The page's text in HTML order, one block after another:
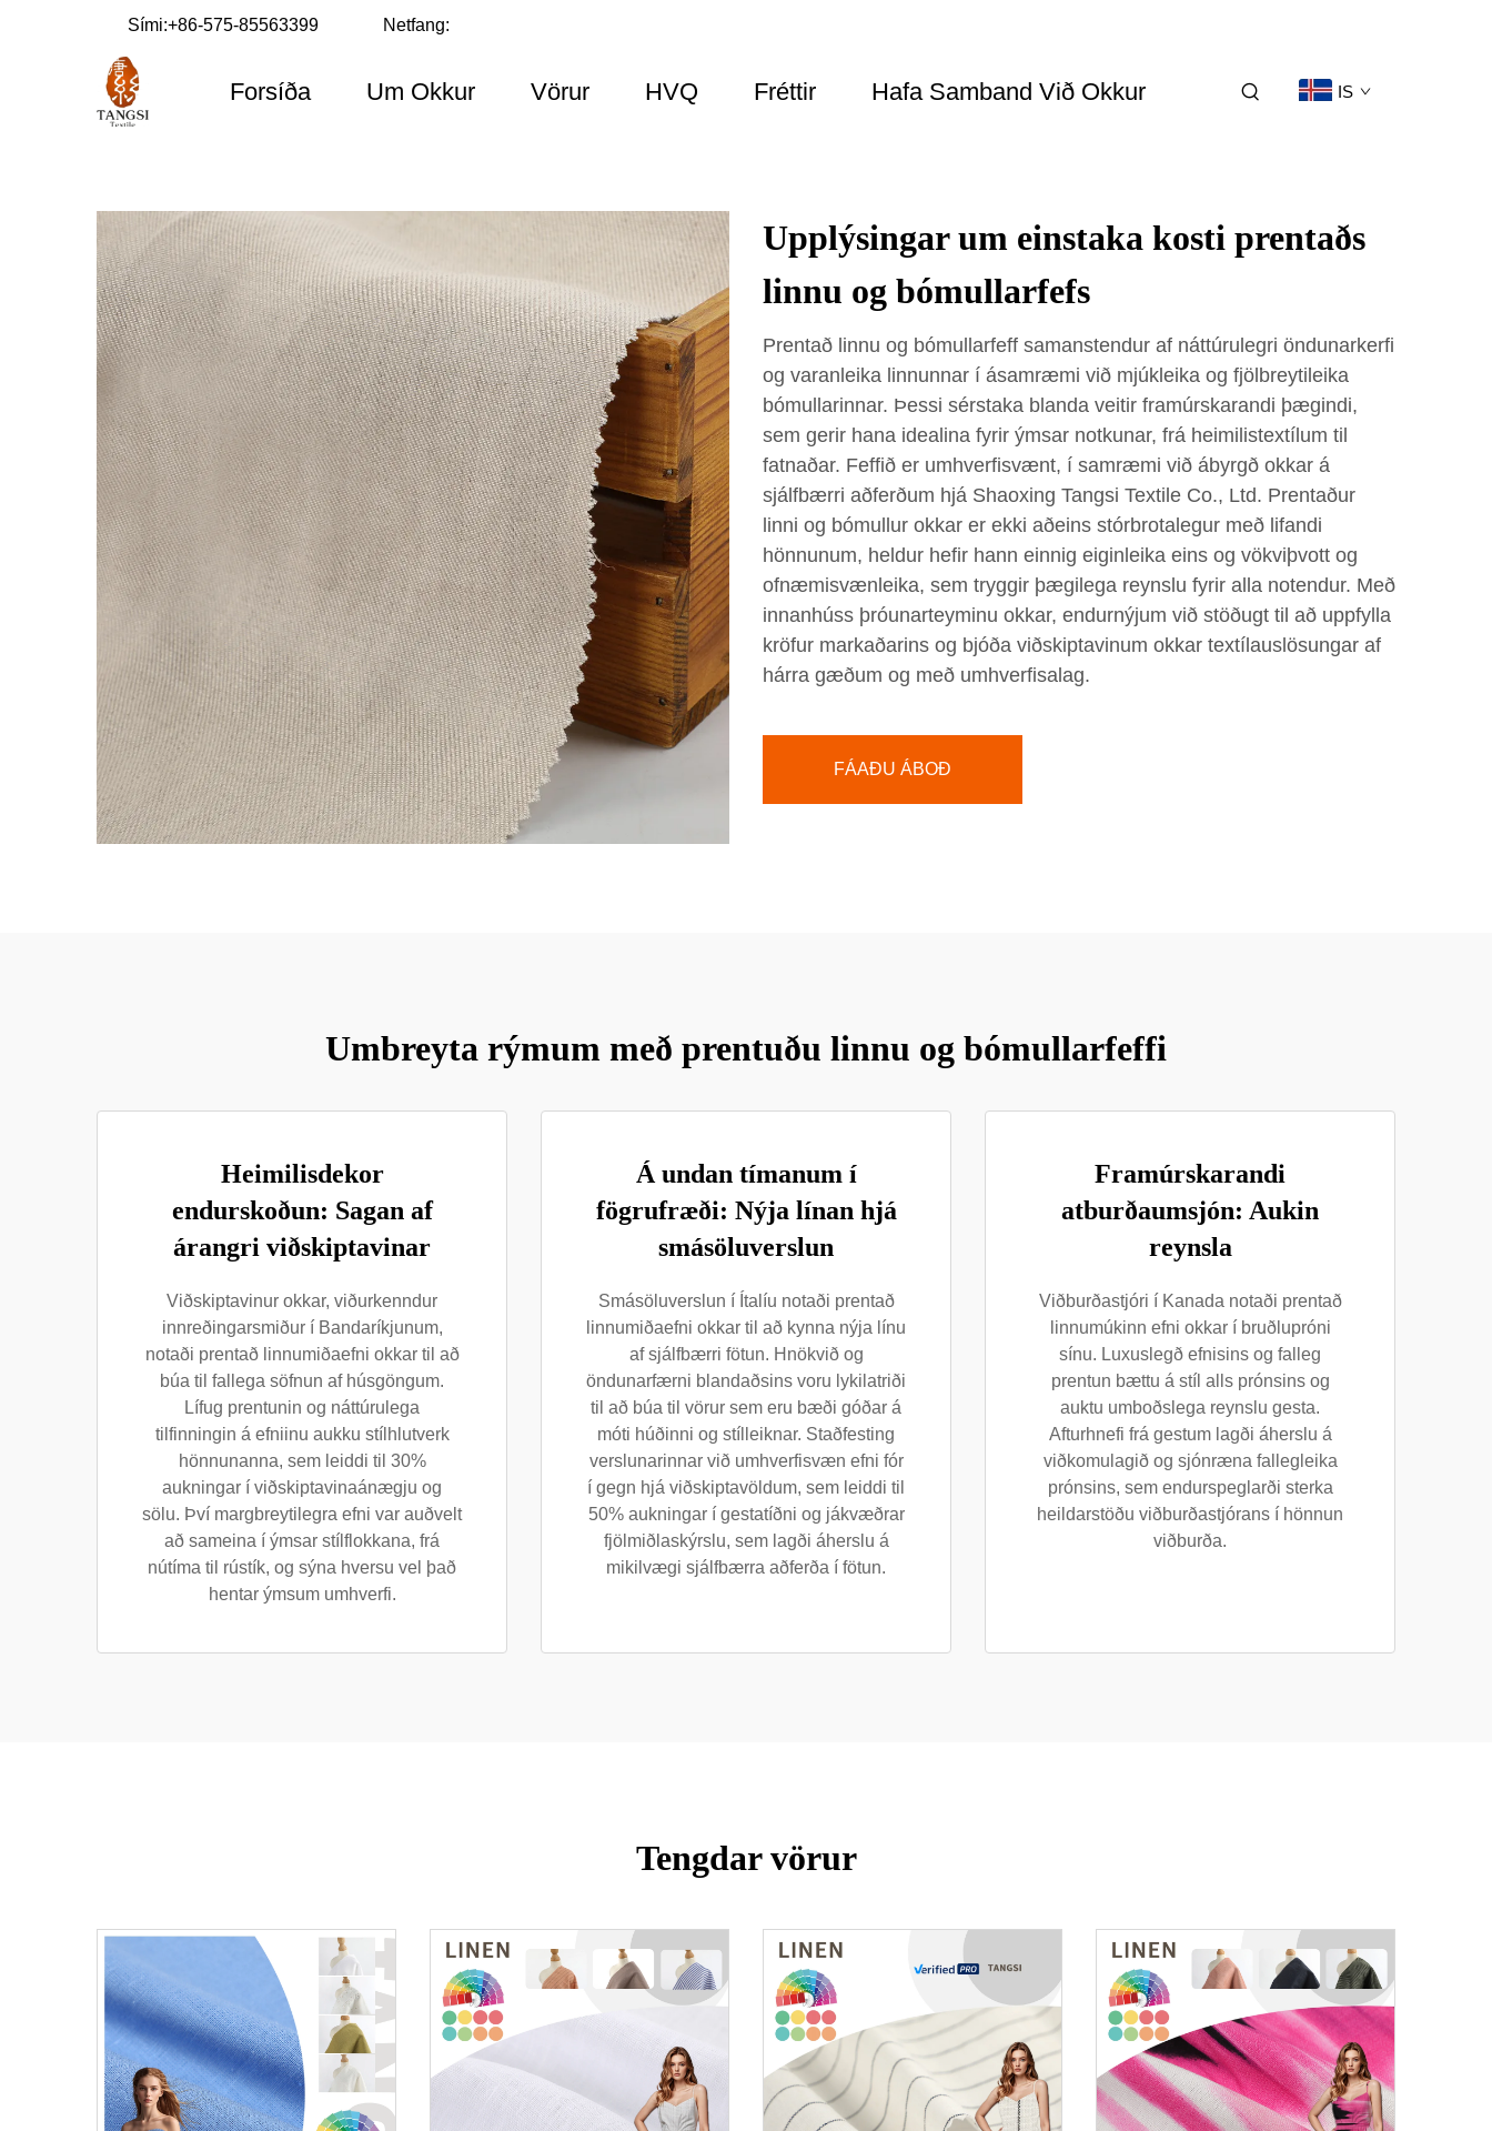
Sími:+86-575-85563399 Netfang:
Forsíða Um Okkur Vörur HVQ Fréttir Hafa Samband Við Okkur IS
Upplýsingar um einstaka kosti prentaðs
linnu og bómullarfefs
Prentað linnu og bómullarfeff samanstendur af náttúrulegri öndunarkerfi
og varanleika linnunnar í ásamræmi við mjúkleika og fjölbreytileika
bómullarinnar. Þessi sérstaka blanda veitir framúrskarandi þægindi,
sem gerir hana idealina fyrir ýmsar notkunar, frá heimilistextílum til
fatnaðar. Feffið er umhverfisvænt, í samræmi við ábyrgð okkar á
sjálfbærri aðferðum hjá Shaoxing Tangsi Textile Co., Ltd. Prentaður
linni og bómullur okkar er ekki aðeins stórbrotalegur með lifandi
hönnunum, heldur hefir hann einnig eiginleika eins og vökviþvott og
ofnæmisvænleika, sem tryggir þægilega reynslu fyrir alla notendur. Með
innanhúss þróunarteyminu okkar, endurnýjum við stöðugt til að uppfylla
kröfur markaðarins og bjóða viðskiptavinum okkar textílauslösungar af
hárra gæðum og með umhverfisalag.
FÁAÐU ÁBOÐ
Umbreyta rýmum með prentuðu linnu og bómullarfeffi
Heimilisdekor
endurskoðun: Sagan af
árangri viðskiptavinar
Viðskiptavinur okkar, viðurkenndur
innreðingarsmiður í Bandaríkjunum,
notaði prentað linnumiðaefni okkar til að
búa til fallega söfnun af húsgöngum.
Lífug prentunin og náttúrulega
tilfinningin á efniinu aukku stílhlutverk
hönnunanna, sem leiddi til 30%
aukningar í viðskiptavinaánægju og
sölu. Því margbreytilegra efni var auðvelt
að sameina í ýmsar stílflokkana, frá
nútíma til rústík, og sýna hversu vel það
hentar ýmsum umhverfi.
Á undan tímanum í
fögrufræði: Nýja línan hjá
smásöluverslun
Smásöluverslun í Ítalíu notaði prentað
linnumiðaefni okkar til að kynna nýja línu
af sjálfbærri fötun. Hnökvið og
öndunarfærni blandaðsins voru lykilatriði
til að búa til vörur sem eru bæði góðar á
móti húðinni og stílleiknar. Staðfesting
verslunarinnar við umhverfisvæn efni fór
í gegn hjá viðskiptavöldum, sem leiddi til
50% aukningar í gestatíðni og jákvæðrar
fjölmiðlaskýrslu, sem lagði áherslu á
mikilvægi sjálfbærra aðferða í fötun.
Framúrskarandi
atburðaumsjón: Aukin
reynsla
Viðburðastjóri í Kanada notaði prentað
linnumúkinn efni okkar í bruðlupróni
sínu. Luxuslegð efnisins og falleg
prentun bættu á stíl alls prónsins og
auktu umboðslega reynslu gesta.
Afturhnefi frá gestum lagði áherslu á
viðkomulagið og sjónræna fallegleika
prónsins, sem endurspeglarði sterka
heildarstöðu viðburðastjórans í hönnun
viðburða.
Tengdar vörur